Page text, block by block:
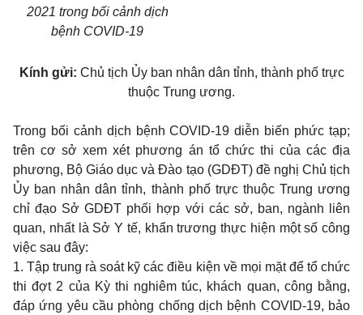
2021 trong bối cảnh dịch
bệnh COVID-19
Kính gửi: Chủ tịch Ủy ban nhân dân tỉnh, thành phố trực
thuộc Trung ương.
Trong bối cảnh dịch bệnh COVID-19 diễn biến phức tạp;
trên cơ sở xem xét phương án tổ chức thi của các địa
phương, Bộ Giáo dục và Đào tạo (GDĐT) đề nghị Chủ tịch
Ủy ban nhân dân tỉnh, thành phố trực thuộc Trung ương
chỉ đạo Sở GDĐT phối hợp với các sở, ban, ngành liên
quan, nhất là Sở Y tế, khẩn trương thực hiện một số công
việc sau đây:
1. Tập trung rà soát kỹ các điều kiện về mọi mặt để tổ chức
thi đợt 2 của Kỳ thi nghiêm túc, khách quan, công bằng,
đáp ứng yêu cầu phòng chống dịch bệnh COVID-19, bảo